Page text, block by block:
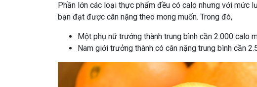
Phần lớn các loại thực phẩm đều có calo nhưng với mức
bạn đạt được cân nặng theo mong muốn. Trong đó,
Một phụ nữ trưởng thành trung bình cần 2.000 calo
Nam giới trưởng thành có cân nặng trung bình cần